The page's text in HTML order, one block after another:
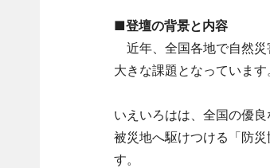
■登壇の背景と内容
近年、全国各地で自然災
大きな課題となっています
いえいろはは、全国の優
被災地へ駆けつける「防
す。